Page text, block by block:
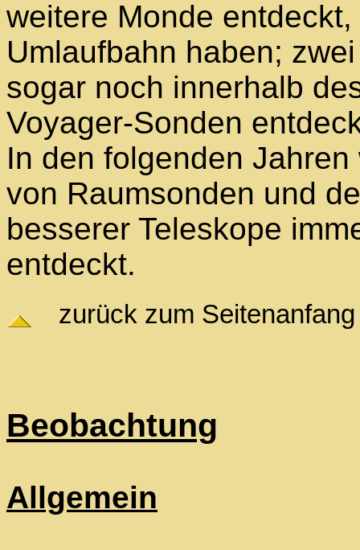
weitere Monde
Umlaufbahn haben;
sogar noch innerhalb
Voyager-Sonden
In den folgenden
von Raumsonden und
besserer Teleskope
entdeckt.
zurück zum Seitenanfang
Beobachtung
Allgemein